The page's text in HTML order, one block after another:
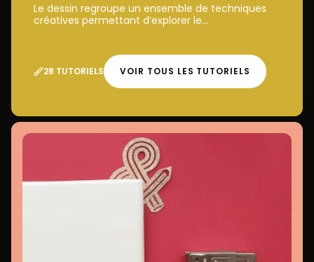
Le dessin regroupe un ensemble de techniques
créatives permettant d’explorer le...
28 TUTORIELS VOIR TOUS LES TUTORIELS